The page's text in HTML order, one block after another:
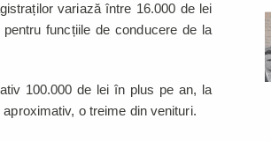
variază între 16.000 de lei
funcțiile de conducere de la
100.000 de lei în plus pe an, la
o treime din venituri.